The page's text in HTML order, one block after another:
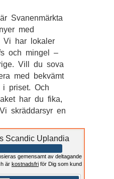
Svanenmärkta
med
Vi har lokaler
och mingel –
Vill du sova
med bekvämt
i priset. Och
har du fika,
skräddarsyr en
Scandic Uplandia
gemensamt av deltagande
är kostnadsfri för Dig som kund